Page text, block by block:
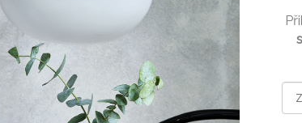
vyrobené z přírodních materiálů, které neznečišťují